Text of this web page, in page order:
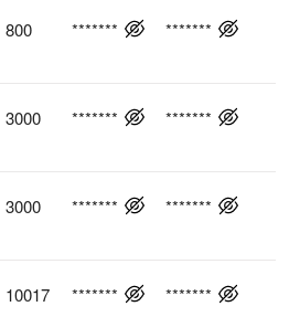
800 ******* *******
3000 ******* *******
3000 ******* *******
10017 ******* *******